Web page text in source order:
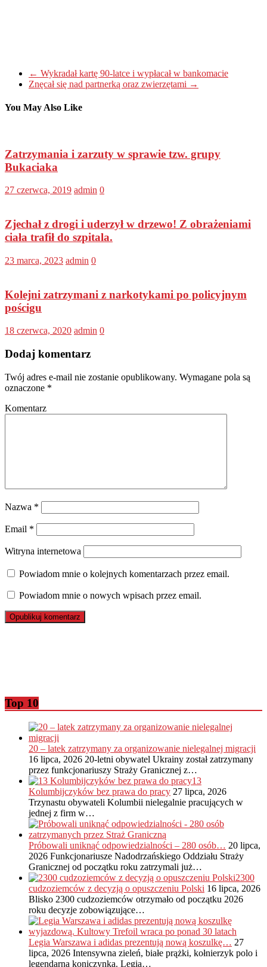
← Wykradał kartę 90-latce i wypłacał w bankomacie
Znęcał się nad partnerką oraz zwierzętami →
You May Also Like
Zatrzymania i zarzuty w sprawie tzw. grupy
Bukaciaka
27 czerwca, 2019 admin 0
Zjechał z drogi i uderzył w drzewo! Z obrażeniami
ciała trafił do szpitala.
23 marca, 2023 admin 0
Kolejni zatrzymani z narkotykami po policyjnym
pościgu
18 czerwca, 2020 admin 0
Dodaj komentarz
Twój adres e-mail nie zostanie opublikowany. Wymagane pola są
oznaczone *
Komentarz
Nazwa *
Email *
Witryna internetowa
Powiadom mnie o kolejnych komentarzach przez email.
Powiadom mnie o nowych wpisach przez email.
Top 10
20 – latek zatrzymany za organizowanie nielegalnej migracji
16 lipca, 2026 20-letni obywatel Ukrainy został zatrzymany
przez funkcjonariuszy Straży Granicznej z…
13
Kolumbijczyków bez prawa do pracy 27 lipca, 2026
Trzynastu obywateli Kolumbii nielegalnie pracujących w
jednej z firm w…
Próbowali uniknąć odpowiedzialności – 280 osób… 20 lipca,
2026 Funkcjonariusze Nadodrzańskiego Oddziału Straży
Granicznej od początku roku zatrzymali już…
2300
cudzoziemców z decyzją o opuszczeniu Polski 16 lipca, 2026
Blisko 2300 cudzoziemców otrzymało od początku 2026
roku decyzje zobowiązujące…
Legia Warszawa i adidas prezentują nową koszulkę… 27
lipca, 2026 Intensywna zieleń, białe prążki, kołnierzyk polo i
legendarna koniczynka. Legia…